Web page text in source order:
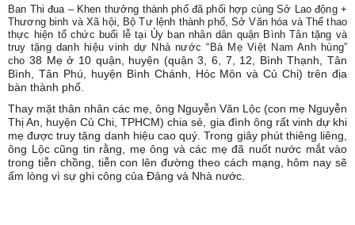
Ban Thi đua – Khen thưởng thành phố đã phối hợp cùng Sở Lao động +
Thương binh và Xã hội, Bộ Tư lệnh thành phố, Sở Văn hóa và Thể thao
thực hiện tổ chức buổi lễ tại Ủy ban nhân dân quận Bình Tân tặng và
truy tặng danh hiệu vinh dự Nhà nước “Bà Mẹ Việt Nam Anh hùng”
cho38 Mẹ ở 10 quận, huyện (quận 3, 6, 7, 12, Bình Thạnh, Tân
Bình, Tân Phú, huyện Bình Chánh, Hóc Môn và Củ Chi) trên địa
bàn thành phố.
Thay mặt thân nhân các mẹ, ông Nguyễn Văn Lộc (con mẹ Nguyễn
Thị An, huyện Củ Chi, TPHCM) chia sẻ, gia đình ông rất vinh dự khi
mẹ được truy tặng danh hiệu cao quý. Trong giây phút thiêng liêng,
ông Lộc cũng tin rằng, mẹ ông và các mẹ đã nuốt nước mắt vào
trong tiễn chồng, tiễn con lên đường theo cách mạng, hôm nay sẽ
ấm lòng vì sự ghi công của Đảng và Nhà nước.